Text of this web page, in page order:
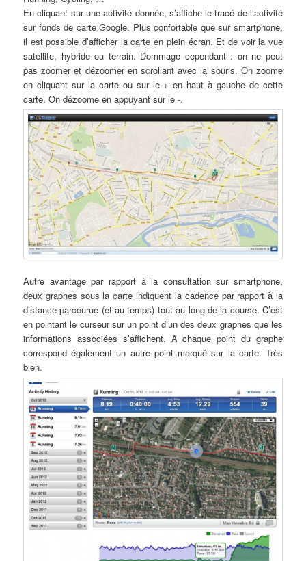
En cliquant sur une activité donnée, s’affiche le tracé de l’activité
sur fonds de carte Google. Plus confortable que sur smartphone,
il est possible d’afficher la carte en plein écran. Et de voir la vue
satellite, hybride ou terrain. Dommage cependant : on ne peut
pas zoomer et dézoomer en scrollant avec la souris. On zoome
en cliquant sur la carte ou sur le + en haut à gauche de cette
carte. On dézoome en appuyant sur le -.
Autre avantage par rapport à la consultation sur smartphone,
deux graphes sous la carte indiquent la cadence par rapport à la
distance parcourue (et au temps) tout au long de la course. C’est
en pointant le curseur sur un point d’un des deux graphes que les
informations associées s’affichent. A chaque point du graphe
correspond également un autre point marqué sur la carte. Très
bien.